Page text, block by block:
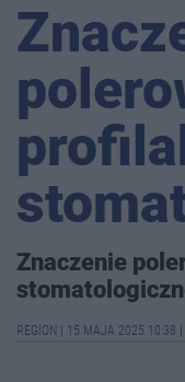
Znaczenie
REGION 15 MAJA 2025 10:38